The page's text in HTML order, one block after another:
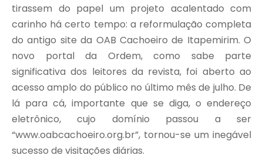
tirassem do papel um projeto acalentado com
carinho há certo tempo: a reformulação completa
do antigo site da OAB Cachoeiro de Itapemirim. O
novo portal da Ordem, como sabe parte
significativa dos leitores da revista, foi aberto ao
acesso amplo do público no último mês de julho. De
lá para cá, importante que se diga, o endereço
eletrônico, cujo domínio passou a ser
“www.oabcachoeiro.org.br”, tornou-se um inegável
sucesso de visitações diárias.